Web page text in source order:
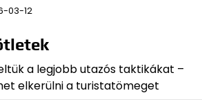
03-12
a legjobb utazós taktikákat –
elkerülni a turistatömeget